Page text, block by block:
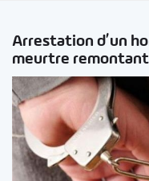
Arrestation d’un
meurtre remontant